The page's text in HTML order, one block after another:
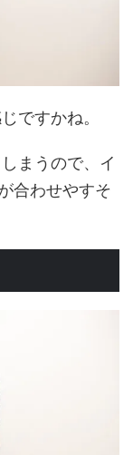
ですかね。
まうので、イ
合わせやすそ